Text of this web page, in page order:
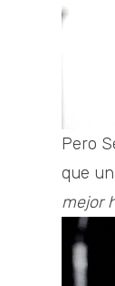
Pero
que
mejor